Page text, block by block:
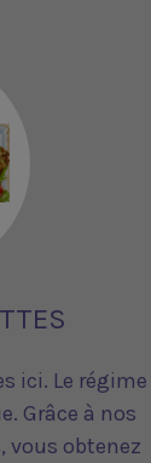
ici. Le régime
Grâce à nos
vous obtenez